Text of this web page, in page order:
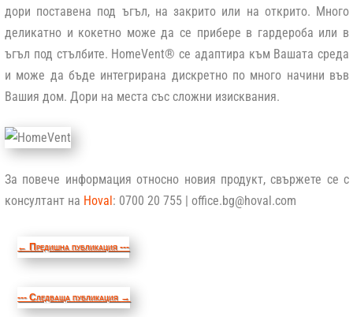
дори поставена под ъгъл, на закрито или на открито. Много
деликатно и кокетно може да се прибере в гардероба или в
ъгъл под стълбите. HomeVent® се адаптира към Вашата среда
и може да бъде интегрирана дискретно по много начини във
Вашия дом. Дори на места със сложни изисквания.
За повече информация относно новия продукт, свържете се с
консултант на Hoval: 0700 20 755 | office.bg@hoval.com
← Предишна публикация ---
--- Следваща публикация →